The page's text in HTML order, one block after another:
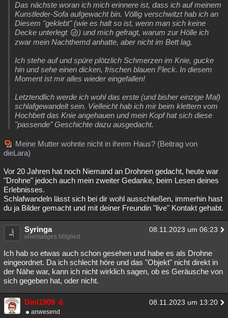
Das nächste woran ich mich erinnere ist, dass ich auf meinem
Kunstleder-Sofa aufgewacht bin. Völlig verschwitzt hab ich an
Diesem "geklebt" (wie es halt so ist, wenn man sich keine
Decke unterlegt
) und mich gefragt, warum zur Hölle ich
zwar mein Nachthemd anhatte, aber nicht im Bett lag.
Ich stehe auf und spüre plötzlich Schmerzen im Knie, gucke
hin und sehe einen dicken, frischen blauen Fleck. In diesem
Moment ist mir alles wieder eingefallen!
Letztendlich werde ich wohl das erste (und bisher einzige Mal)
schlafgewandelt sein. Vielleicht hab ich mir beim klettern vom
Hochbett das Knie angehauen und mein Kopf hat sich diese
"passende" Geschichte dazu ausgedacht.
Meine Mutter wohnte nicht in ihrem Haus? (Beitrag von
dieLara)
Vor 20 Jahren hat noch Niemand an Drohnen gedacht, heute war
"Drohne" jedoch auch mein zweiter Gedanke, beim Lesen deines
Erlebnisses.
Schlafwandeln lässt sich bei dir wohl ausschließen, immerhin hast
du ja Bilder gemacht und mit deiner Freundin "live" Kontakt gehabt.
Syringa 08.11.2023 um 06:23
ehemaliges Mitglied
Ich hab so etwas auch schon gesehen und habe es als Drohne
eingeordnet. Da ich schlecht höre und das "Objekt" nicht direkt in
der Nähe war, kann ich nicht wirklich sagen, ob es Geräusche von
sich gegeben hat, oder nicht.
Dini1909 08.11.2023 um 13:20
anwesend